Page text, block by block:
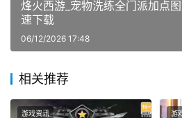
烽火西游_宠物洗练全门派加点
速下载
06/12/2026 17:48
相关推荐
游戏资讯 游